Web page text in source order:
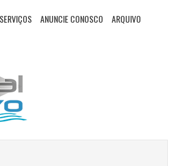
ANUNCIE CONOSCO ARQUIVO